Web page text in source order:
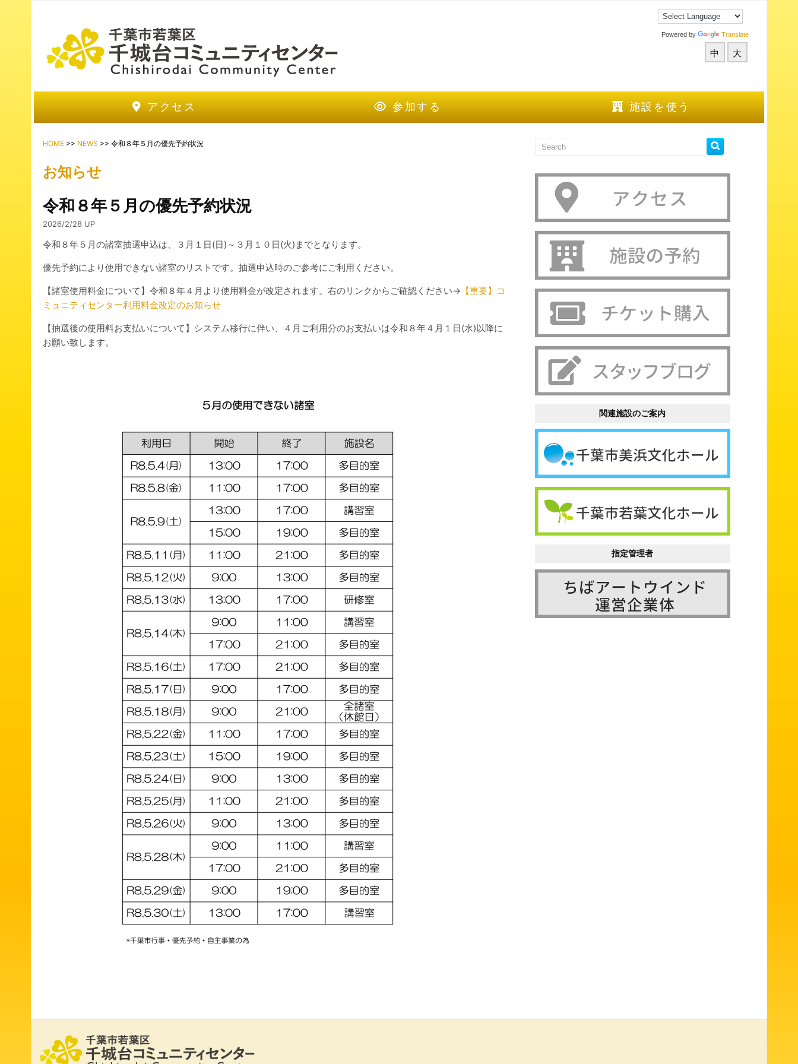
Powered by Translate
中 大
アクセス 参加する 施設を使う
HOME >> NEWS >> 令和８年５月の優先予約状況
お知らせ
令和８年５月の優先予約状況
2026/2/28 UP
令和８年５月の諸室抽選申込は、３月１日(日)～３月１０日(火)までとなります。
優先予約により使用できない諸室のリストです。抽選申込時のご参考にご利用ください。
【諸室使用料金について】令和８年４月より使用料金が改定されます。右のリンクからご確認ください→ 【重要】コ
ミュニティセンター利用料金改定のお知らせ
【抽選後の使用料お支払いについて】システム移行に伴い、４月ご利用分のお支払いは令和８年４月１日(水)以降に
お願い致します。
関連施設のご案内
指定管理者